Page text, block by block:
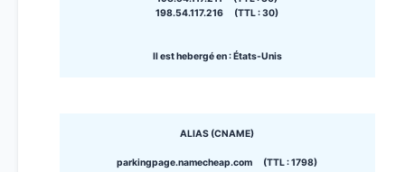
198.54.117.216 (TTL : 30)
Il est hebergé en : États-Unis
ALIAS (CNAME)
parkingpage.namecheap.com (TTL : 1798)